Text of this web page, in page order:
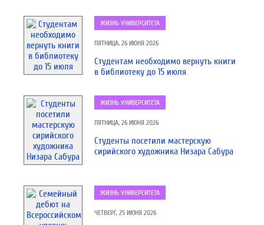
ЖИЗНЬ УНИВЕРСИТЕТА
ПЯТНИЦА, 26 ИЮНЯ 2026
Студентам необходимо вернуть книги
в библиотеку до 15 июля
ЖИЗНЬ УНИВЕРСИТЕТА
ПЯТНИЦА, 26 ИЮНЯ 2026
Студенты посетили мастерскую
сирийского художника Низара Сабура
ЖИЗНЬ УНИВЕРСИТЕТА
ЧЕТВЕРГ, 25 ИЮНЯ 2026